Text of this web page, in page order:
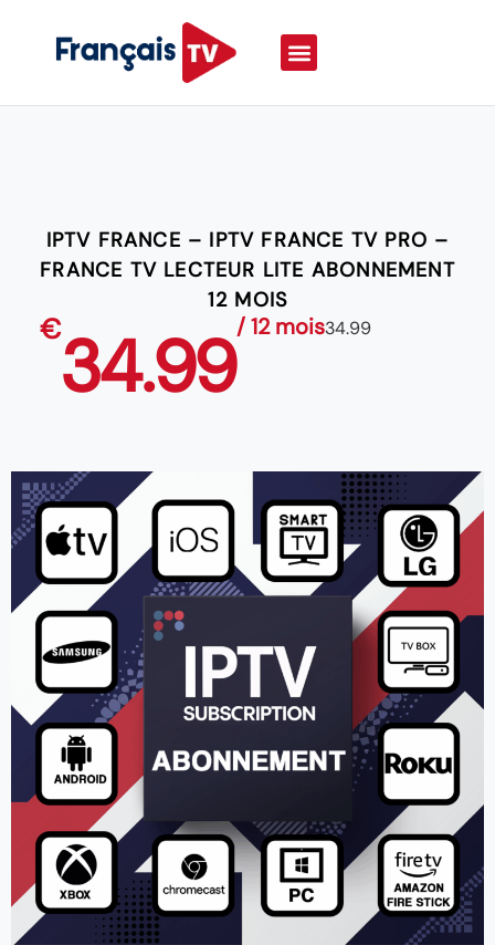
IPTV FRANCE – IPTV FRANCE TV PRO –
FRANCE TV LECTEUR LITE ABONNEMENT
12 MOIS
€34.99/ 12 mois34.99